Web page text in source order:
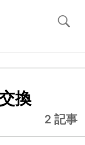
換
2 記事